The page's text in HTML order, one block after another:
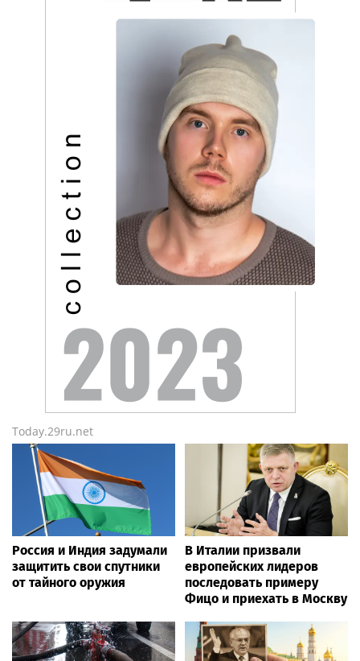
Today.29ru.net
Россия и Индия задумали
защитить свои спутники
от тайного оружия
В Италии призвали
европейских лидеров
последовать примеру
Фицо и приехать в Москву